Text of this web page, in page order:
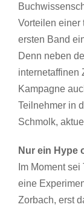
Vorteilen einer
ersten Band
Denn neben
internetaffinen
Kampagne
Teilnehmer in
Schmolk,
Nur ein Hype
Im Moment
eine
Zorbach, erst